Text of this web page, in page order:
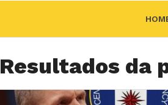
F.A.Q
Resultados da